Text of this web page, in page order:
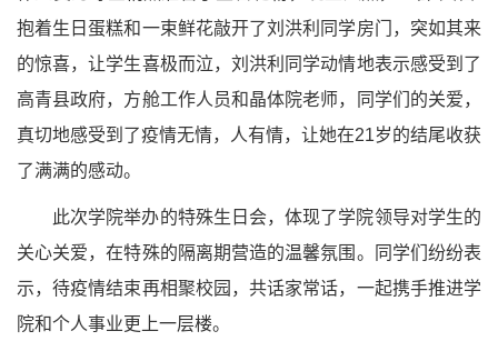
抱着生日蛋糕和一束鲜花敲开了刘洪利同学房门，突如其来
的惊喜，让学生喜极而泣，刘洪利同学动情地表示感受到了
高青县政府，方舱工作人员和晶体院老师，同学们的关爱，
真切地感受到了疫情无情，人有情，让她在21岁的结尾收获
了满满的感动。
此次学院举办的特殊生日会，体现了学院领导对学生的
关心关爱，在特殊的隔离期营造的温馨氛围。同学们纷纷表
示，待疫情结束再相聚校园，共话家常话，一起携手推进学
院和个人事业更上一层楼。